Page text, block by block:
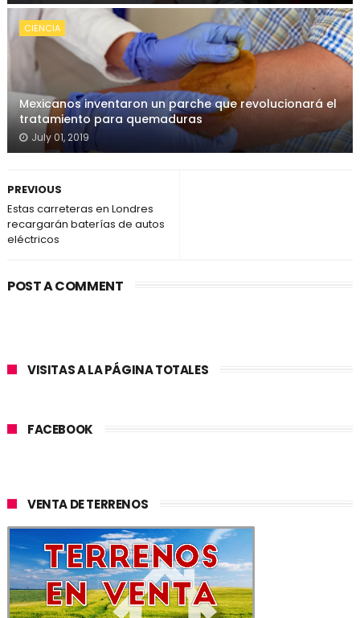
CIENCIA
Mexicanos inventaron un parche que revolucionará el
tratamiento para quemaduras
July 01, 2019
PREVIOUS
Estas carreteras en Londres
recargarán baterías de autos
eléctricos
POST A COMMENT
VISITAS A LA PÁGINA TOTALES
FACEBOOK
VENTA DE TERRENOS